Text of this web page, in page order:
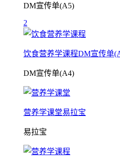
DM宣传单(A5)
2
饮食营养学课程DM宣传单
DM宣传单(A4)
营养学课堂易拉宝
易拉宝